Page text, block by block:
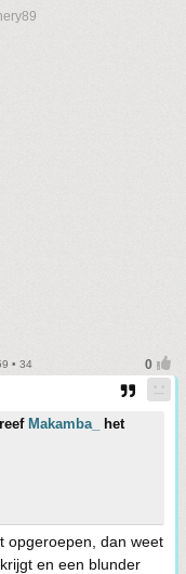
• 34
Makamba_
het
opgeroepen, dan weet
en een blunder